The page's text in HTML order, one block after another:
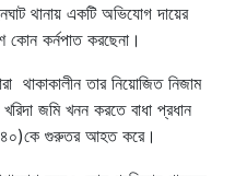
থানায় একটি অভিযোগ দায়ের
কোন কর্নপাত করছেনা।
থাকাকালীন তার নিয়োজিত নিজাম
জমি খনন করতে বাধা প্রধান
(৪০)কে গুরুতর আহত করে।